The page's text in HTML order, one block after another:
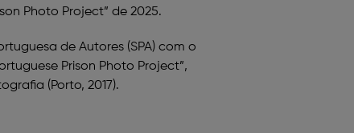
Photo Project” de 2025.
de Autores (SPA) com o
Prison Photo Project”,
(Porto, 2017).